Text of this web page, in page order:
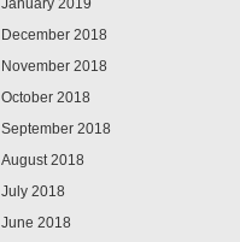
January 2019
December 2018
November 2018
October 2018
September 2018
August 2018
July 2018
June 2018